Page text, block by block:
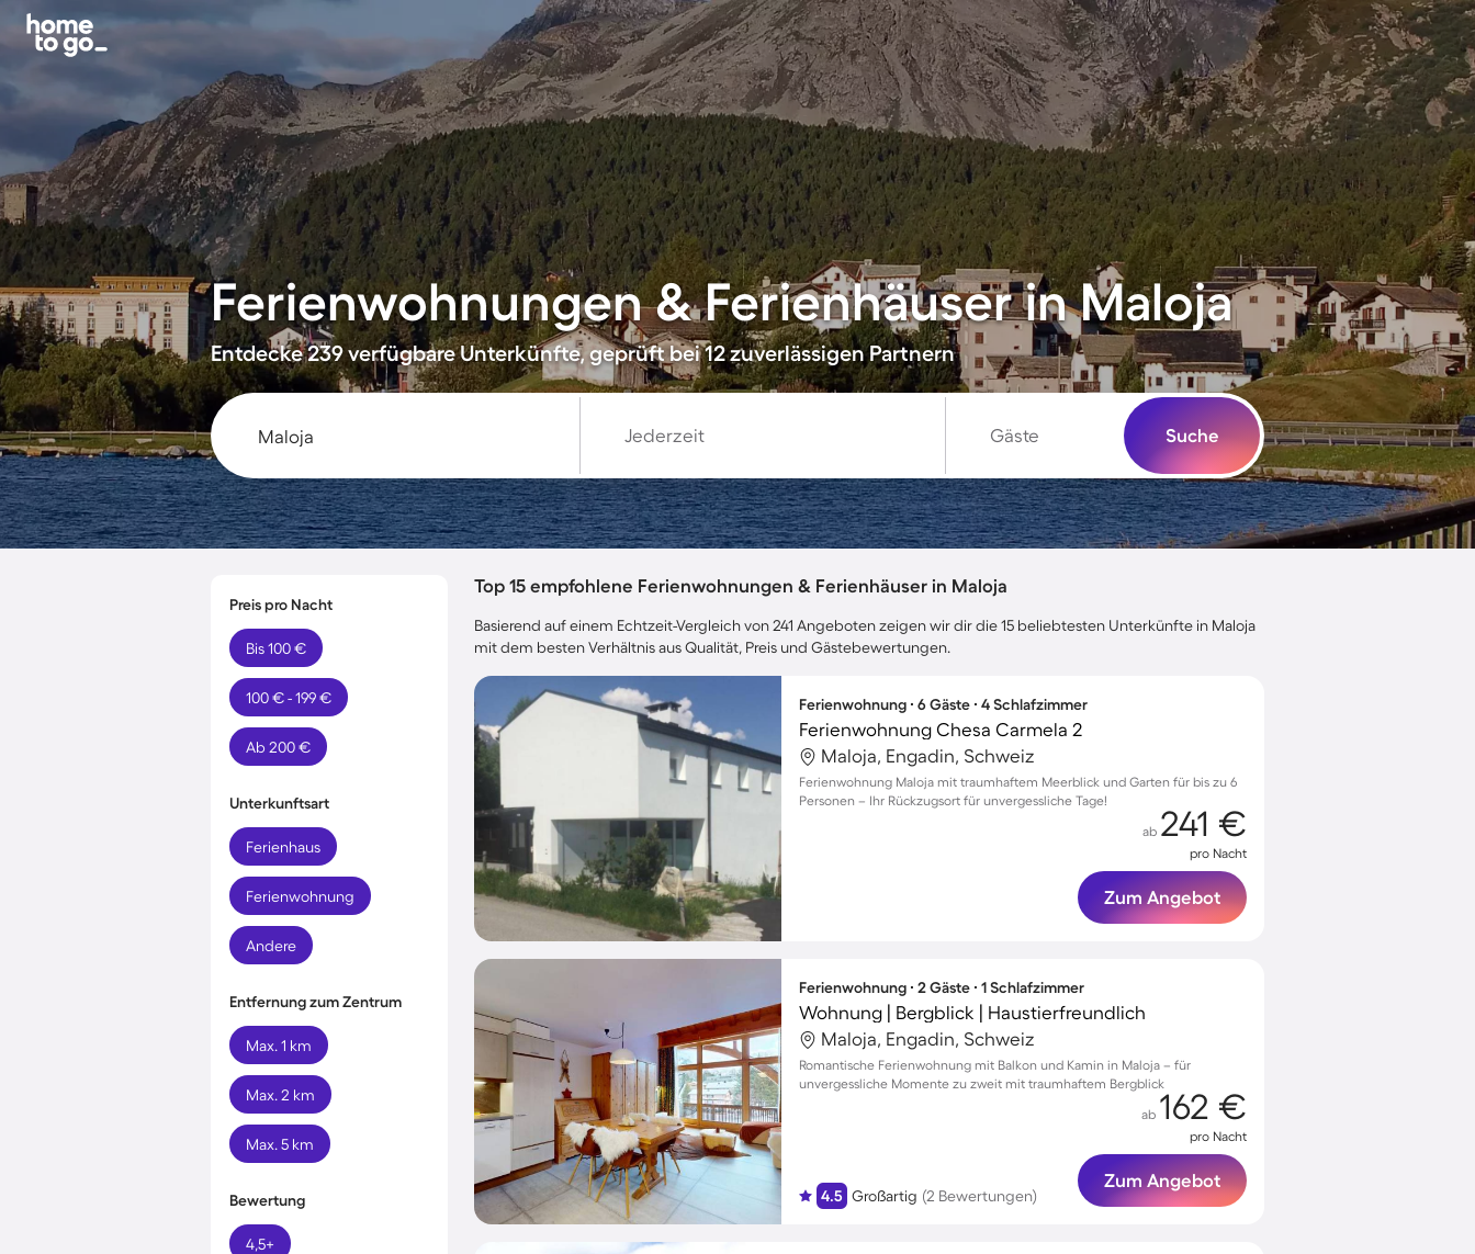
Ferienwohnungen & Ferienhäuser in Maloja
Entdecke 239 verfügbare Unterkünfte, geprüft bei 12 zuverlässigen Partnern
Jederzeit Gäste Suche
Preis pro Nacht
Bis 100 €
100 € - 199 €
Ab 200 €
Unterkunftsart
Ferienhaus
Ferienwohnung
Andere
Entfernung zum Zentrum
Max. 1 km
Max. 2 km
Max. 5 km
Bewertung
4,5+
Top 15 empfohlene Ferienwohnungen & Ferienhäuser in Maloja
Basierend auf einem Echtzeit-Vergleich von 241 Angeboten zeigen wir dir die 15 beliebtesten Unterkünfte in Maloja
mit dem besten Verhältnis aus Qualität, Preis und Gästebewertungen.
Ferienwohnung ∙ 6 Gäste ∙ 4 Schlafzimmer
Ferienwohnung Chesa Carmela 2
Maloja, Engadin, Schweiz
Ferienwohnung Maloja mit traumhaftem Meerblick und Garten für bis zu 6
Personen – Ihr Rückzugsort für unvergessliche Tage!
ab 241 €
pro Nacht
Zum Angebot
Ferienwohnung ∙ 2 Gäste ∙ 1 Schlafzimmer
Wohnung | Bergblick | Haustierfreundlich
Maloja, Engadin, Schweiz
Romantische Ferienwohnung mit Balkon und Kamin in Maloja – für
unvergessliche Momente zu zweit mit traumhaftem Bergblick
4.5 Großartig (2 Bewertungen)
ab 162 €
pro Nacht
Zum Angebot